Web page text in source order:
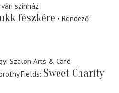
színház
fészkére
Rendező
Szalon Arts & Café
Fields Sweet Charity